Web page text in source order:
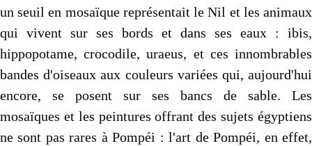
un seuil en mosaïque représentait le Nil et les animaux
qui vivent sur ses bords et dans ses eaux : ibis,
hippopotame, crocodile, uraeus, et ces innombrables
bandes d'oiseaux aux couleurs variées qui, aujourd'hui
encore, se posent sur ses bancs de sable. Les
mosaïques et les peintures offrant des sujets égyptiens
ne sont pas rares à Pompéi : l'art de Pompéi, en effet,